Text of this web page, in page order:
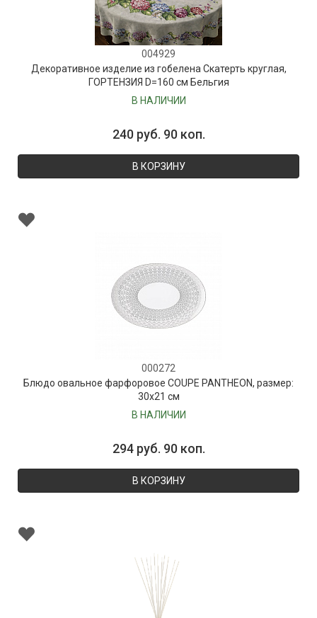
004929
Декоративное изделие из гобелена Скатерть круглая,
ГОРТЕНЗИЯ D=160 см Бельгия
В НАЛИЧИИ
240 руб. 90 коп.
В КОРЗИНУ
000272
Блюдо овальное фарфоровое COUPE PANTHEON, размер:
30х21 см
В НАЛИЧИИ
294 руб. 90 коп.
В КОРЗИНУ